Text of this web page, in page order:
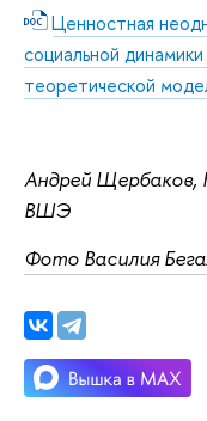
Ценностная
социальной
теоретической
Андрей Щербаков,
ВШЭ
Фото Василия